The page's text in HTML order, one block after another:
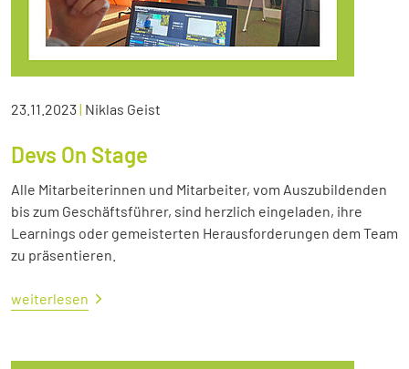
23.11.2023| Niklas Geist
Devs On Stage
Alle Mitarbeiterinnen und Mitarbeiter, vom Auszubildenden
bis zum Geschäftsführer, sind herzlich eingeladen, ihre
Learnings oder gemeisterten Herausforderungen dem Team
zu präsentieren.
weiterlesen